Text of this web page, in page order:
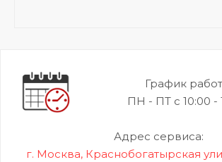
График
ПН - ПТ с 10:00 -
Адрес сервиса:
г. Москва, Краснобогатырская